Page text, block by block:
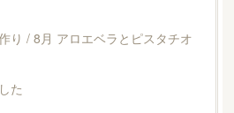
り / 8月 アロエベラとピスタチオ
た